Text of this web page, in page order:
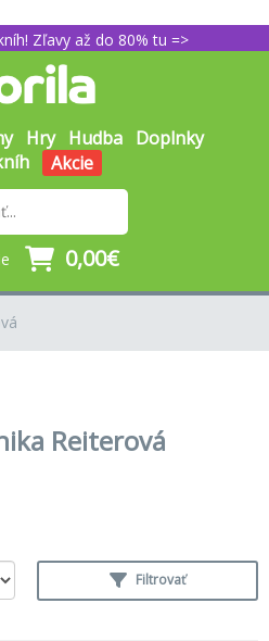
Zľavy až do 80% tu =>
Hry Hudba Doplnky
Akcie
0,00€
Reiterová
Filtrovať